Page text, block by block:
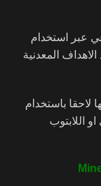
عبر استخدام
المعدنية
لاحقا باستخدام
اللابتوب